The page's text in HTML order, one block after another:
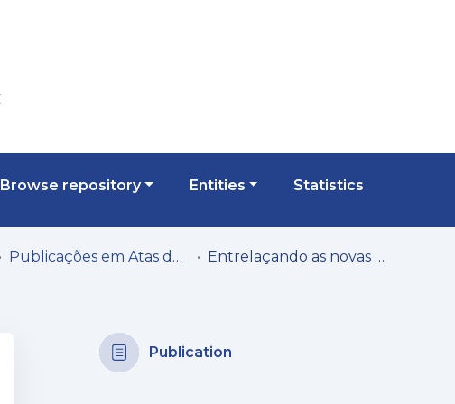
Browse repository Entities Statistics
Publicações em Atas de Congressos/Conferências, etc. Entrelaçando as novas poéticas da errância. Édouard Glissant e Mia Couto: confluência de vozes
Publication